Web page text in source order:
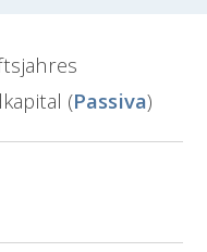
(Passiva)